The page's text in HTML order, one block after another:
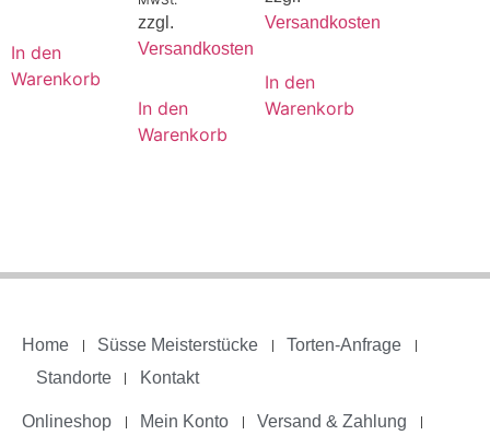
In den
Warenkorb
zzgl.
Versandkosten
In den
Warenkorb
Versandkosten
In den
Warenkorb
Home Süsse Meisterstücke
Torten-Anfrage
Standorte
Kontakt
Onlineshop Mein Konto
Versand & Zahlung